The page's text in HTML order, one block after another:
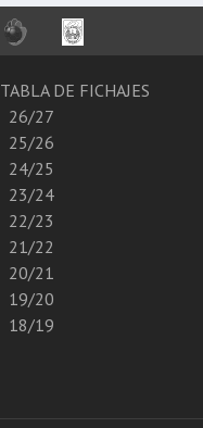
TABLA DE FICHAJES
26/27
25/26
24/25
23/24
22/23
21/22
20/21
19/20
18/19